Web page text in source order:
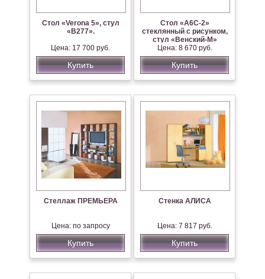
Стол «Verona 5», стул
«B277».
Цена: 17 700 руб.
Купить
Стол «А6С-2»
стеклянный с рисунком,
стул «Венский-М»
Цена: 8 670 руб.
Купить
Стеллаж ПРЕМЬЕРА
Цена: по запросу
Купить
Стенка АЛИСА
Цена: 7 817 руб.
Купить